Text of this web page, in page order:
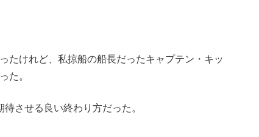
たけれど、私掠船の船長だったキャプテン・キッ
た。
待させる良い終わり方だった。